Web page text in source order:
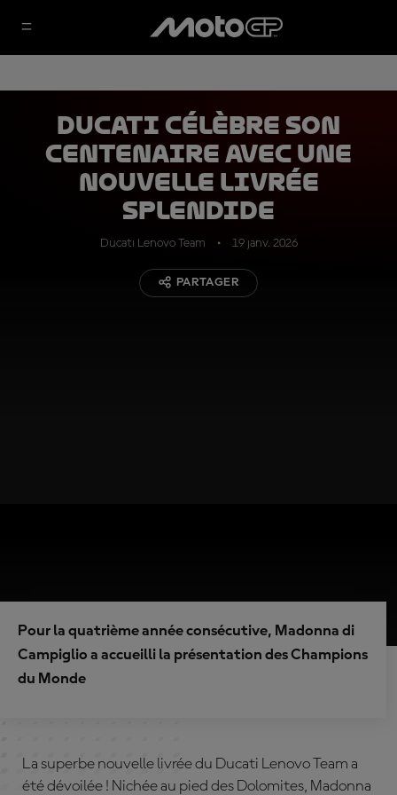
Ducati célèbre son
centenaire avec une
nouvelle livrée
splendide
Ducati Lenovo Team 19 janv. 2026
PARTAGER
Pour la quatrième année consécutive, Madonna di
Campiglio a accueilli la présentation des Champions
du Monde
La superbe nouvelle livrée du Ducati Lenovo Team a
été dévoilée ! Nichée au pied des Dolomites, Madonna